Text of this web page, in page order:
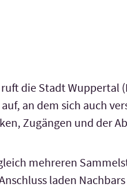
die Stadt
an dem sich auch
Zugängen und der
mehreren
laden